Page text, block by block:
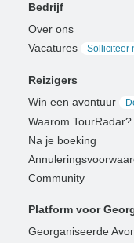
Bedrijf
Over ons
Vacatures
Solliciteer
Reizigers
Win een avontuur
Waarom TourRadar?
Na je boeking
Community
Platform voor
Georganiseerde